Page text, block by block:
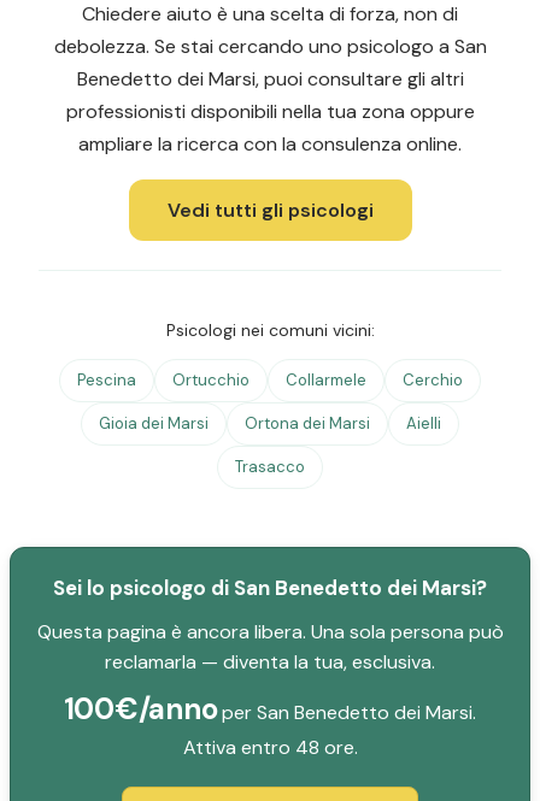
Chiedere aiuto è una scelta di forza, non di
debolezza. Se stai cercando uno psicologo a San
Benedetto dei Marsi, puoi consultare gli altri
professionisti disponibili nella tua zona oppure
ampliare la ricerca con la consulenza online.
Vedi tutti gli psicologi
Psicologi nei comuni vicini:
Pescina Ortucchio Collarmele Cerchio
Gioia dei Marsi Ortona dei Marsi Aielli
Trasacco
Sei lo psicologo di San Benedetto dei Marsi?
Questa pagina è ancora libera. Una sola persona può
reclamarla — diventa la tua, esclusiva.
100€/annoper San Benedetto dei Marsi.
Attiva entro 48 ore.